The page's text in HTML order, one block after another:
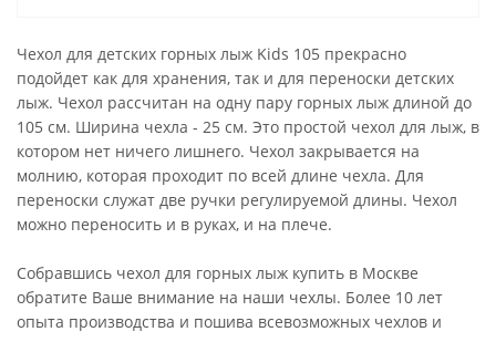
Чехол для детских горных лыж Kids 105 прекрасно
подойдет как для хранения, так и для переноски детских
лыж. Чехол рассчитан на одну пару горных лыж длиной до
105 см. Ширина чехла - 25 см. Это простой чехол для лыж, в
котором нет ничего лишнего. Чехол закрывается на
молнию, которая проходит по всей длине чехла. Для
переноски служат две ручки регулируемой длины. Чехол
можно переносить и в руках, и на плече.
Собравшись чехол для горных лыж купить в Москве
обратите Ваше внимание на наши чехлы. Более 10 лет
опыта производства и пошива всевозможных чехлов и